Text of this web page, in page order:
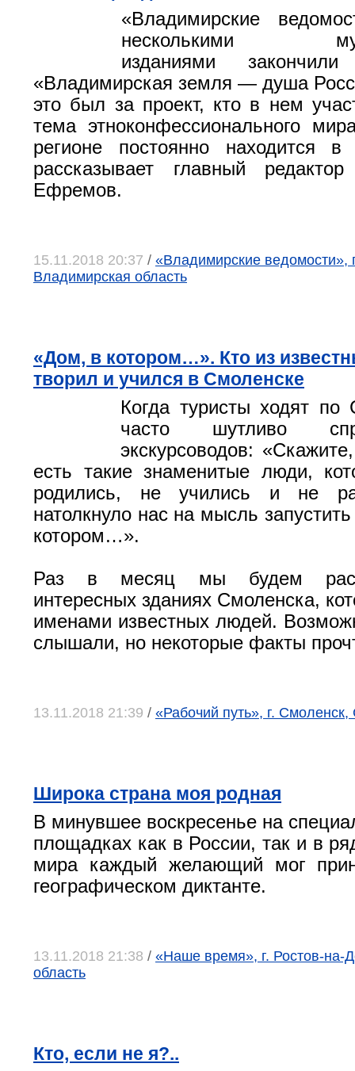
«Владимирские
несколькими
изданиями закончили
«Владимирская земля — душа
это был за проект, кто в нем
тема этноконфессионального
регионе постоянно находится
рассказывает главный
Ефремов.
15.11.2018 20:37 / «Владимирские ведомости»,
Владимирская область
«Дом, в котором…». Кто из
творил и учился в Смоленске
Когда туристы ходят по
часто шутливо
экскурсоводов:
есть такие знаменитые люди,
родились, не учились и не
натолкнуло нас на мысль
котором…».
Раз в месяц мы будем
интересных зданиях Смоленска,
именами известных людей.
слышали, но некоторые факты
13.11.2018 21:39 / «Рабочий путь», г.
Широка страна моя родная
В минувшее воскресенье на
площадках как в России, так и в
мира каждый желающий мог
географическом диктанте.
13.11.2018 21:38 / «Наше время», г. Ростов-на-
область
Кто, если не я?..